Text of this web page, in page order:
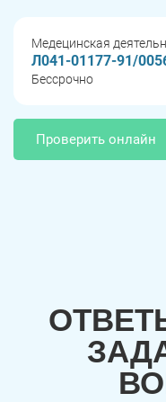
Медецинская
Л041-01177-91/
Бессрочно
Проверить онлайн